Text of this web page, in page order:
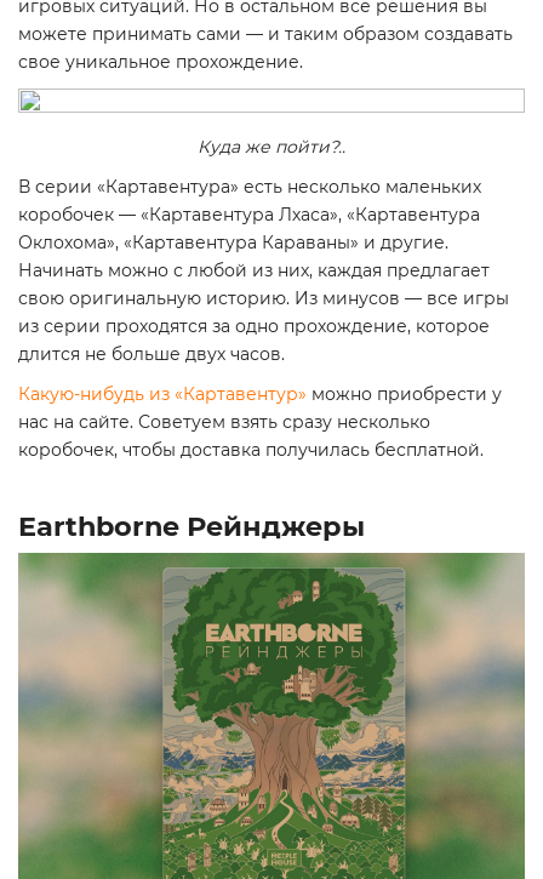
игровых ситуаций. Но в остальном все решения вы
можете принимать сами — и таким образом создавать
свое уникальное прохождение.
Куда же пойти?..
В серии «Картавентура» есть несколько маленьких
коробочек — «Картавентура Лхаса», «Картавентура
Оклохома», «Картавентура Караваны» и другие.
Начинать можно с любой из них, каждая предлагает
свою оригинальную историю. Из минусов — все игры
из серии проходятся за одно прохождение, которое
длится не больше двух часов.
Какую-нибудь из «Картавентур» можно приобрести у
нас на сайте. Советуем взять сразу несколько
коробочек, чтобы доставка получилась бесплатной.
Earthborne Рейнджеры